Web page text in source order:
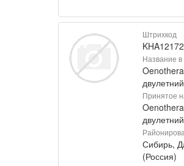
Штрихкод
KHA12172
Название в
Принятое
Сибирь,
(Россия)